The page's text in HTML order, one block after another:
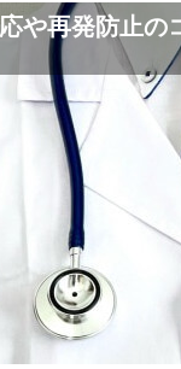
や再発防止の